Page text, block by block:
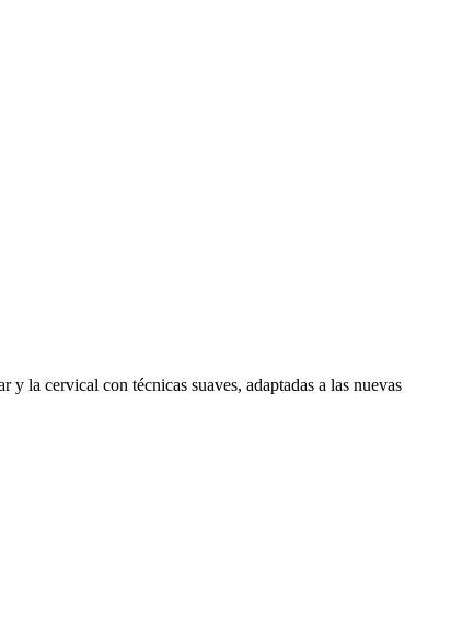
la cervical con técnicas suaves, adaptadas a las nuevas